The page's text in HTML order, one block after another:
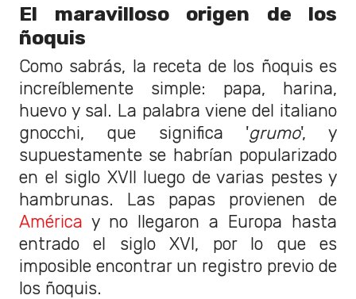
El maravilloso origen de los
ñoquis
Como sabrás, la receta de los ñoquis es
increíblemente simple: papa, harina,
huevo y sal. La palabra viene del italiano
gnocchi, que significa 'grumo', y
supuestamente se habrían popularizado
en el siglo XVII luego de varias pestes y
hambrunas. Las papas provienen de
América y no llegaron a Europa hasta
entrado el siglo XVI, por lo que es
imposible encontrar un registro previo de
los ñoquis.